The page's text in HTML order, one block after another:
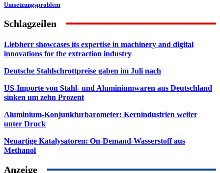
Umsetzungsproblem
Schlagzeilen
Liebherr showcases its expertise in machinery and digital
innovations for the extraction industry
Deutsche Stahlschrottpreise gaben im Juli nach
US-Importe von Stahl- und Aluminiumwaren aus Deutschland
sinken um zehn Prozent
Aluminium-Konjunkturbarometer: Kernindustrien weiter
unter Druck
Neuartige Katalysatoren: On-Demand-Wasserstoff aus
Methanol
Anzeige